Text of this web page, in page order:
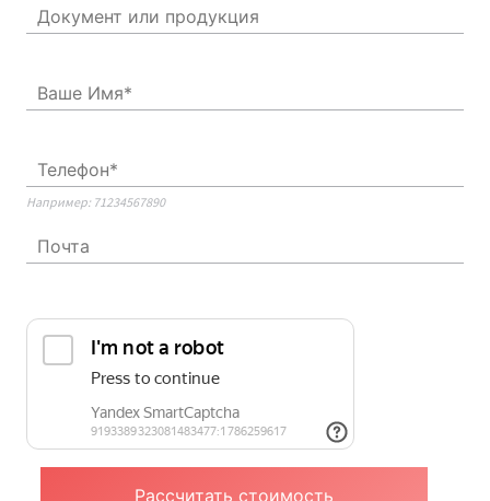
Например: 71234567890